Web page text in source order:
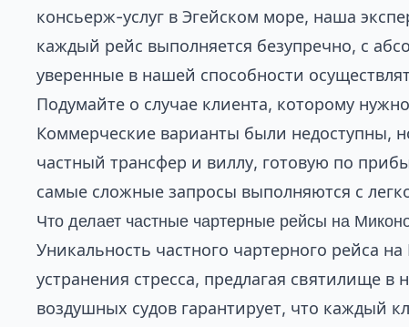
консьерж-услуг в Эгейском море, наша
каждый рейс выполняется безупречно, с
уверенные в нашей способности
Подумайте о случае клиента, которому
Коммерческие варианты были недоступны,
частный трансфер и виллу, готовую по
самые сложные запросы выполняются с
Что делает частные чартерные рейсы на
Уникальность частного чартерного рейса
устранения стресса, предлагая святилище
воздушных судов гарантирует, что каждый